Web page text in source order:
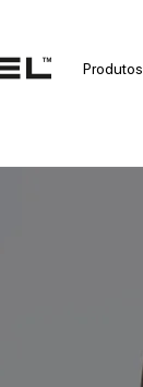
Produtos